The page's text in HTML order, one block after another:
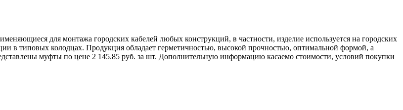
для монтажа городских кабелей любых конструкций, в частности, изделие используется на городских
в типовых колодцах. Продукция обладает герметичностью, высокой прочностью, оптимальной формой, а
муфты по цене 2 145.85 руб. за шт. Дополнительную информацию касаемо стоимости, условий покупки